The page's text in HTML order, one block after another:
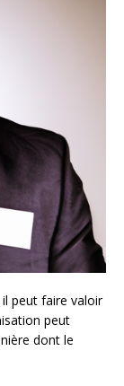
peut faire valoir
peut
dont le